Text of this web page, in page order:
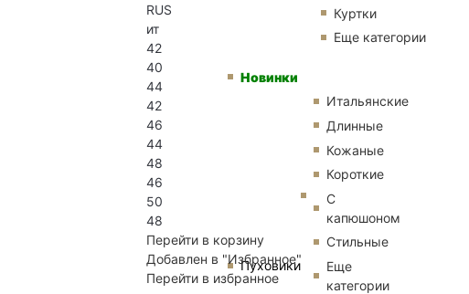
Куртки
Еще категории
Новинки
Пуховики
Итальянские
Длинные
Кожаные
Короткие
С
капюшоном
Стильные
Еще
категории
RUS
ит
42
40
44
42
46
44
48
46
50
48
Перейти в корзину
Добавлен в "Избранное"
Перейти в избранное